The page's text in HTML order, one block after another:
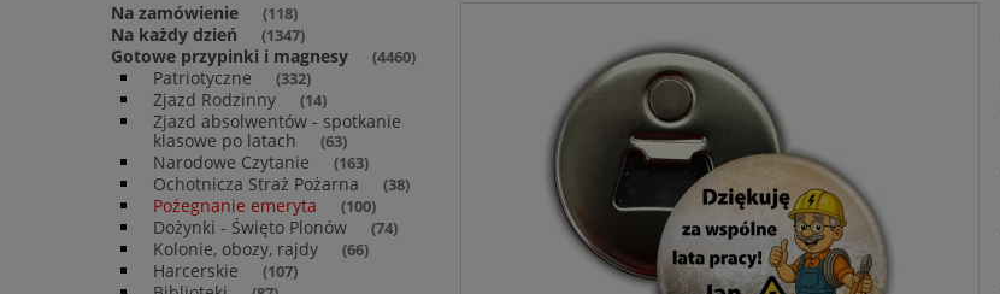
Na zamówienie (118)
Na każdy dzień (1347)
Gotowe przypinki i magnesy (4460)
Patriotyczne (332)
Zjazd Rodzinny (14)
Zjazd absolwentów - spotkanie
klasowe po latach
(63)
Narodowe Czytanie (163)
Ochotnicza Straż Pożarna (38)
Pożegnanie emeryta (100)
Dożynki - Święto Plonów (74)
Kolonie, obozy, rajdy (66)
Harcerskie (107)